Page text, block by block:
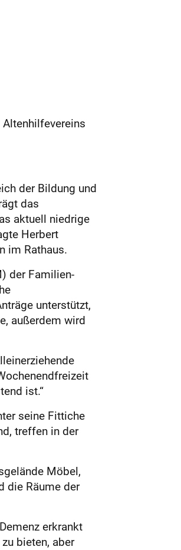
der Bildung und
das
aktuell niedrige
Herbert
im Rathaus.
der Familien-
unterstützt,
außerdem wird
ist.“
seine Fittiche
treffen in der
Möbel,
die Räume der
erkrankt
bieten, aber